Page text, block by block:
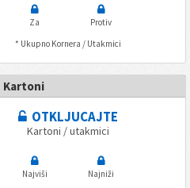
Za
Protiv
* Ukupno Kornera / Utakmici
Kartoni
OTKLJUCAJTE
Kartoni / utakmici
Najviši
Najniži